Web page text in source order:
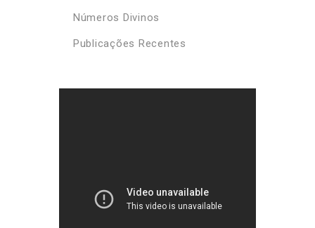
Números Divinos
Publicações Recentes